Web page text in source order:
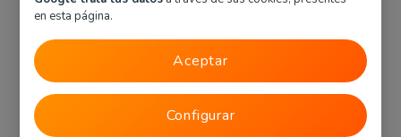
Además, es importante destacar que esta
cobertura no solo se aplica en caso de robo o
extravío de las llaves del vehículo, sino también en
situaciones en las que las llaves se hayan quedado
dentro del coche y no puedas acceder a ellas. En
estos casos, nuestro servicio de asistencia en
se encargará de enviar las llaves de
en esta página.
Aceptar
Configurar